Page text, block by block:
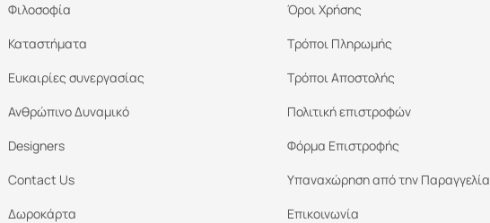
Φιλοσοφία
Καταστήματα
Ευκαιρίες συνεργασίας
Ανθρώπινο Δυναμικό
Designers
Contact Us
Δωροκάρτα
Όροι Χρήσης
Τρόποι Πληρωμής
Τρόποι Αποστολής
Πολιτική επιστροφών
Φόρμα Επιστροφής
Υπαναχώρηση από την Παραγγελία
Επικοινωνία